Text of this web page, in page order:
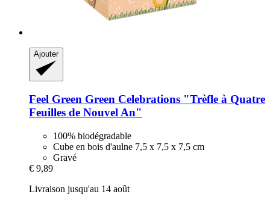
Ajouter
Feel Green Green Celebrations "Trèfle à Quatre
Feuilles de Nouvel An"
100% biodégradable
Cube en bois d'aulne 7,5 x 7,5 x 7,5 cm
Gravé
€ 9,89
Livraison jusqu'au 14 août